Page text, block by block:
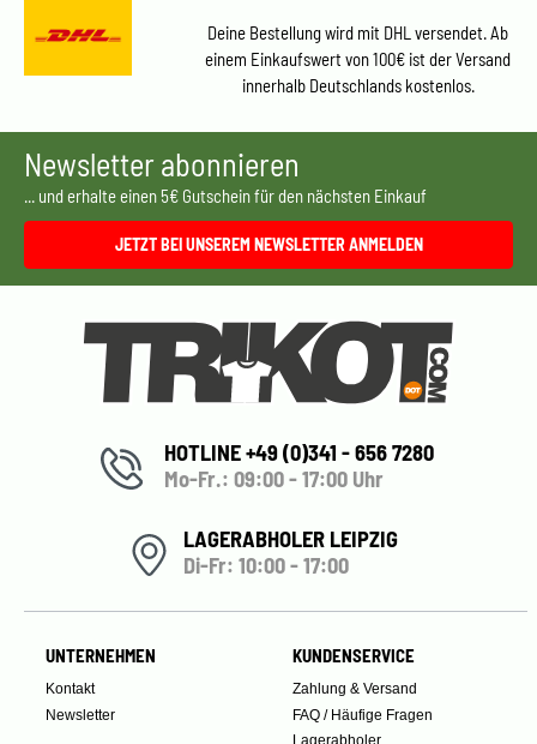
Deine Bestellung wird mit DHL versendet. Ab
einem Einkaufswert von 100€ ist der Versand
innerhalb Deutschlands kostenlos.
Newsletter abonnieren
... und erhalte einen 5€ Gutschein für den nächsten Einkauf
JETZT BEI UNSEREM NEWSLETTER ANMELDEN
HOTLINE +49 (0)341 - 656 7280
Mo-Fr.: 09:00 - 17:00 Uhr
LAGERABHOLER LEIPZIG
Di-Fr: 10:00 - 17:00
UNTERNEHMEN
Kontakt
Newsletter
KUNDENSERVICE
Zahlung & Versand
FAQ / Häufige Fragen